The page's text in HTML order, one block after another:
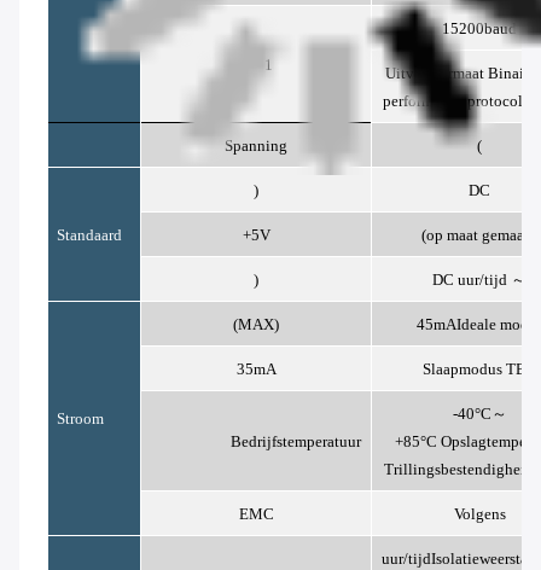
1
15200baud
Uitvoerformaat Binaire
performance protocol
Spanning (
Standaard
) DC
+5V (op maat gemaakt
) DCuur/tijd ～
Stroom
(MAX) 45mAIdeale
35mA Slaapmodus TBD
Bedrijfstemperatuur
-40°C～
+85°C
Trillingsbestendigheid
EMC Volgens
uur/tijd